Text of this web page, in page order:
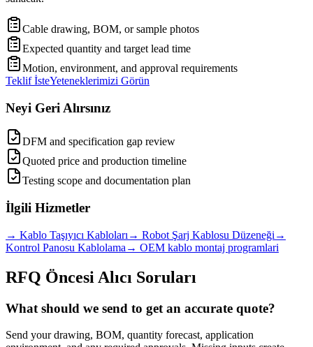
Cable drawing, BOM, or sample photos
Expected quantity and target lead time
Motion, environment, and approval requirements
Teklif İsteYeteneklerimizi Görün
Neyi Geri Alırsınız
DFM and specification gap review
Quoted price and production timeline
Testing scope and documentation plan
İlgili Hizmetler
→ Kablo Taşıyıcı Kabloları → Robot Şarj Kablosu Düzeneği →
Kontrol Panosu Kablolama → OEM kablo montaj programlari
RFQ Öncesi Alıcı Soruları
What should we send to get an accurate quote?
Send your drawing, BOM, quantity forecast, application